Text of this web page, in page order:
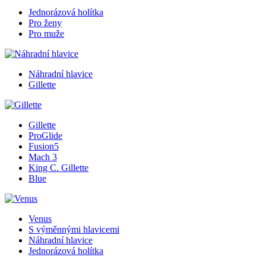
Jednorázová holítka
Pro ženy
Pro muže
Náhradní hlavice
Gillette
Gillette
ProGlide
Fusion5
Mach 3
King C. Gillette
Blue
Venus
S výměnnými hlavicemi
Náhradní hlavice
Jednorázová holítka